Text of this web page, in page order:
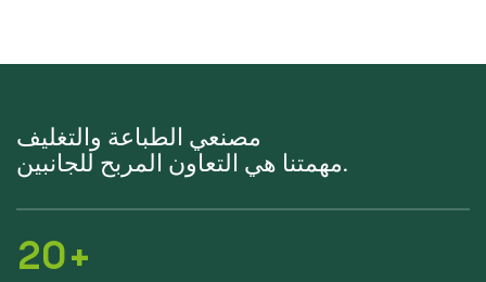
مصنعي الطباعة والتغليف
مهمتنا هي التعاون المربح للجانبين.
20+